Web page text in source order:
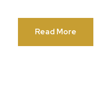
Read More